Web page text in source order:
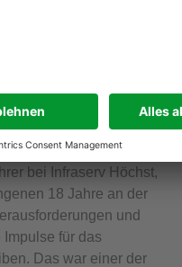
ist ein hervorragend
Belegschaft zusammen
neuen
Projekte im
angehen, vor denen
hebt hervor, dass für seine
Experte gewonnen
bei Infraserv Höchst,
18 Jahre an der
und
für das
Das war einer der